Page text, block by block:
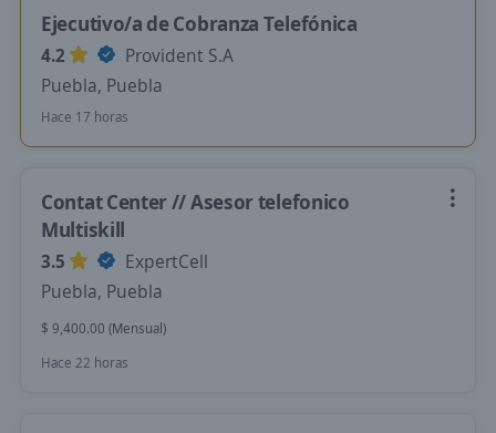
Ejecutivo/a de Cobranza Telefónica
4.2
Provident S.A
Puebla, Puebla
Hace 17 horas
Contat Center // Asesor telefonico
Multiskill
3.5
ExpertCell
Puebla, Puebla
$ 9,400.00 (Mensual)
Hace 22 horas